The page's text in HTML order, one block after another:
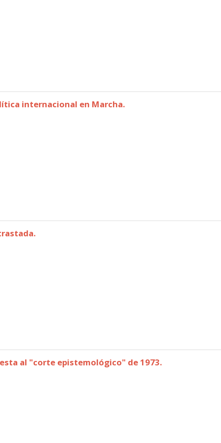
internacional en Marcha.
política internacional en Marcha.
al "corte epistemológico" de 1973.